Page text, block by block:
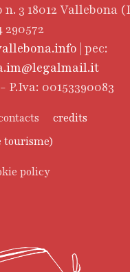
3 18012 Vallebona
290572
| pec:
P.Iva: 00153390083
credits
tourisme)
policy